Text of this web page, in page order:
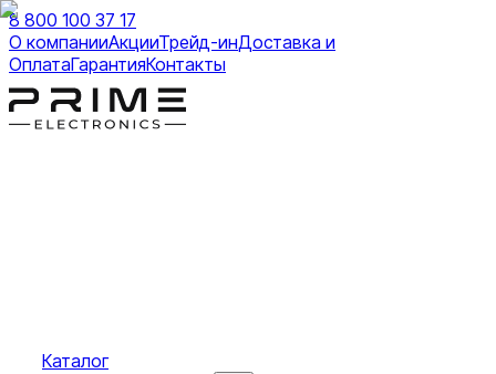
8 800 100 37 17
О компанииАкцииТрейд-инДоставка и
ОплатаГарантияКонтакты
Каталог